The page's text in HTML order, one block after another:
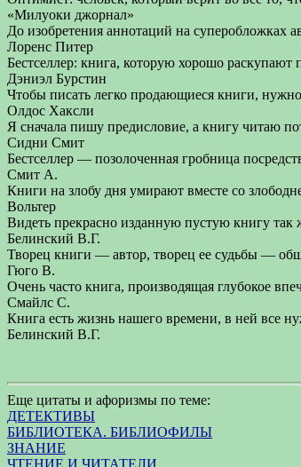
«Милуоки джорнал»
До изобретения аннотаций на суперобложках
Лоренс Питер
Бестселлер: книга, которую хорошо раскупают
Дэниэл Бурстин
Чтобы писать легко продающиеся книги,
Олдос Хаксли
Я сначала пишу предисловие, а книгу читаю
Сидни Смит
Бестселлер — позолоченная гробница
Смит А.
Книги на злобу дня умирают вместе со
Вольтер
Видеть прекрасно изданную пустую книгу так
Белинский В.Г.
Творец книги — автор, творец ее судьбы —
Гюго В.
Очень часто книга, производящая глубокое
Смайлс С.
Книга есть жизнь нашего времени, в ней все
Белинский В.Г.
Еще цитаты и афоризмы по теме:
ДЕТЕКТИВЫ
БИБЛИОТЕКА. БИБЛИОФИЛЫ
ЗНАНИЕ
ЧТЕНИЕ И ЧИТАТЕЛИ